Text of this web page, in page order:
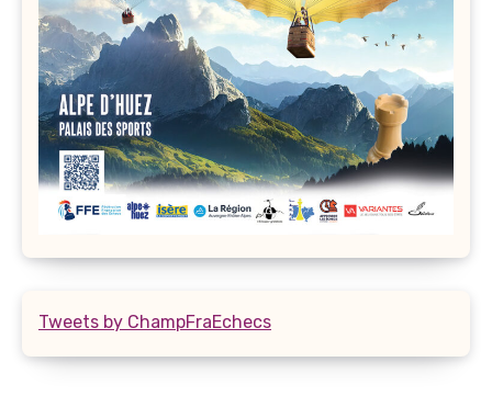
Tweets by ChampFraEchecs